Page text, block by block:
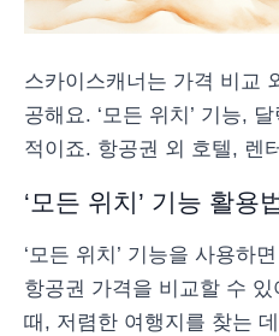
스카이스캐너는 가격 비교
공해요. ‘모든 위치’ 기능,
적이죠. 항공권 외 호텔, 렌
‘모든 위치’ 기능 활용
‘모든 위치’ 기능을 사용하
항공권 가격을 비교할 수
때, 저렴한 여행지를 찾는